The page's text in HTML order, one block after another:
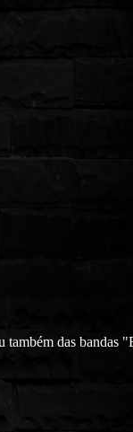
das bandas